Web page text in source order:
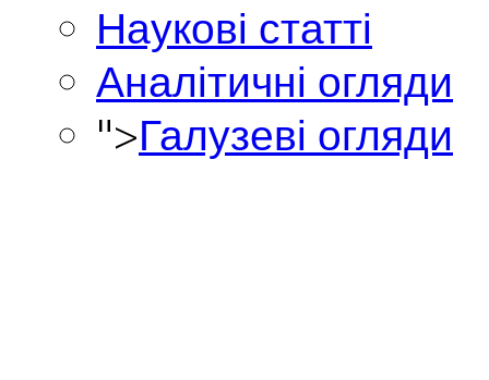
Наукові статті
Аналітичні огляди
">Галузеві огляди